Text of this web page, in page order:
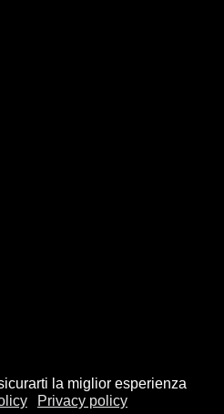
la miglior esperienza
Privacy policy